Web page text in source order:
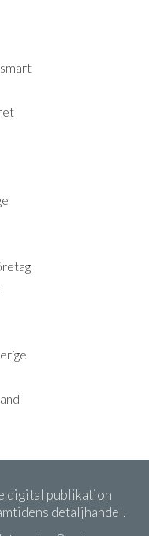
digital publikation
detaljhandel.